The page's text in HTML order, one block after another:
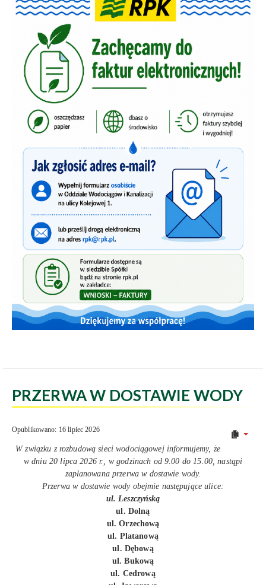
PRZERWA W DOSTAWIE WODY
Opublikowano: 16 lipiec 2026
W związku z rozbudową sieci wodociągowej informujemy, że
w dniu 20 lipca 2026 r., w godzinach od 9.00 do 15.00, nastąpi
zaplanowana przerwa w dostawie wody.
Przerwa w dostawie wody obejmie następujące ulice:
ul. Leszczyńską
ul. Dolną
ul. Orzechową
ul. Platanową
ul. Dębową
ul. Bukową
ul. Cedrową